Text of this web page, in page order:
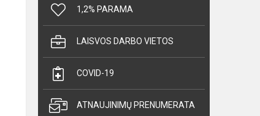
1,2% PARAMA
LAISVOS DARBO VIETOS
COVID-19
ATNAUJINIMŲ PRENUMERATA